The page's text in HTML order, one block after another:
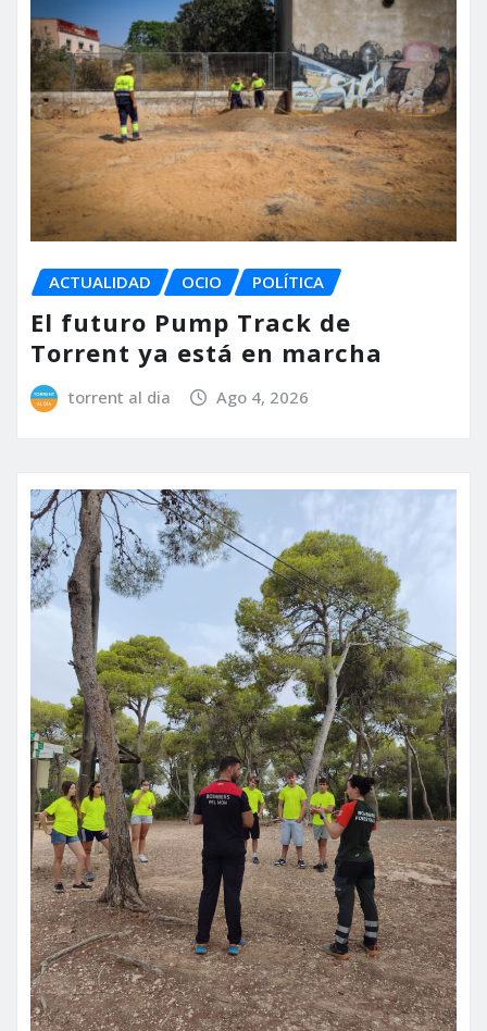
ACTUALIDAD OCIO POLÍTICA
El futuro Pump Track de
Torrent ya está en marcha
torrent al dia Ago 4, 2026